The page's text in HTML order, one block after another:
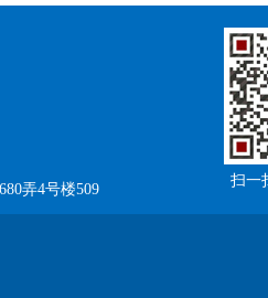
弄4号楼509
扫一